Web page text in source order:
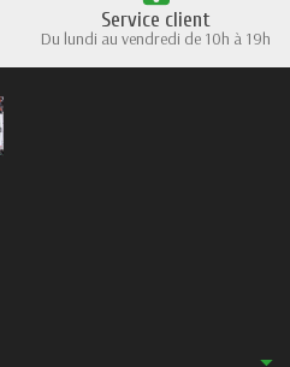
Service client
Du lundi au vendredi de 10h à 19h